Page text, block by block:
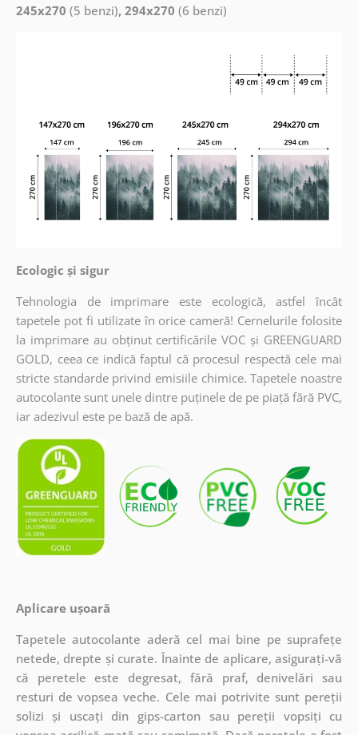
245x270 (5 benzi), 294x270 (6 benzi)
Ecologic și sigur
Tehnologia de imprimare este ecologică, astfel încât
tapetele pot fi utilizate în orice cameră! Cernelurile folosite
la imprimare au obținut certificările VOC și GREENGUARD
GOLD, ceea ce indică faptul că procesul respectă cele mai
stricte standarde privind emisiile chimice. Tapetele noastre
autocolante sunt unele dintre puținele de pe piață fără PVC,
iar adezivul este pe bază de apă.
Aplicare ușoară
Tapetele autocolante aderă cel mai bine pe suprafețe
netede, drepte și curate. Înainte de aplicare, asigurați-vă
că peretele este degresat, fără praf, denivelări sau
resturi de vopsea veche. Cele mai potrivite sunt pereții
solizi și uscați din gips-carton sau pereții vopsiți cu